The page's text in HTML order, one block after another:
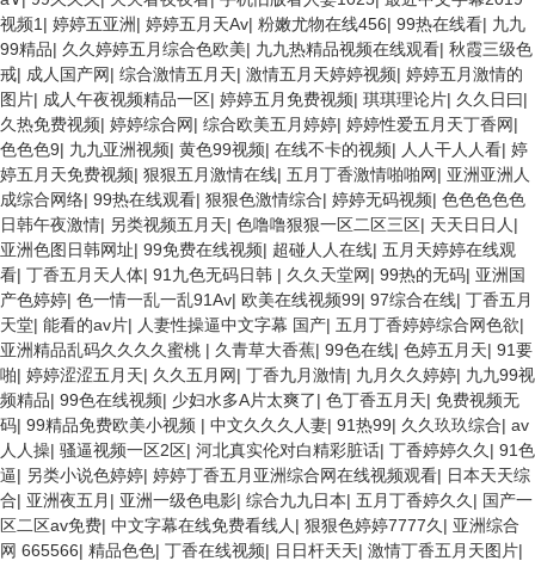
视频1 | 婷婷五亚洲| 婷婷五月天Av| 粉嫩尤物在线456| 99热在线看| 九九
99精品| 久久婷婷五月综合色欧美| 九九热精品视频在线观看| 秋霞三级色
戒| 成人国产网| 综合激情五月天| 激情五月天婷婷视频| 婷婷五月激情的
图片| 成人午夜视频精品一区| 婷婷五月免费视频| 琪琪理论片| 久久日曰|
久热免费视频| 婷婷综合网| 综合欧美五月婷婷| 婷婷性爱五月天丁香网|
色色色9| 九九亚洲视频| 黄色99视频| 在线不卡的视频| 人人干人人看| 婷
婷五月天免费视频| 狠狠五月激情在线| 五月丁香激情啪啪网| 亚洲亚洲人
成综合网络| 99热在线观看| 狠狠色激情综合| 婷婷无码视频| 色色色色色
日韩午夜激情| 另类视频五月天| 色噜噜狠狠一区二区三区| 天天日日人 |
亚洲色图日韩网址| 99免费在线视频| 超碰人人在线| 五月天婷婷在线观
看| 丁香五月天人体| 91九色无码日韩 | 久久天堂网| 99热的无码| 亚洲国
产色婷婷| 色一情一乱一乱91Av| 欧美在线视频99| 97综合在线| 丁香五月
天堂| 能看的av片| 人妻性操逼中文字幕 国产| 五月丁香婷婷综合网色欲|
亚洲精品乱码久久久久蜜桃 | 久青草大香蕉| 99色在线| 色婷五月天| 91要
啪| 婷婷涩涩五月天| 久久五月网| 丁香九月激情| 九月久久婷婷| 九九99视
频精品| 99色在线视频| 少妇水多A片太爽了| 色丁香五月天| 免费视频无
码| 99精品免费欧美小视频 | 中文久久久人妻| 91热99| 久久玖玖综合| av
人人操| 骚逼视频一区2区| 河北真实伦对白精彩脏话| 丁香婷婷久久 | 91色
逼| 另类小说色婷婷| 婷婷丁香五月亚洲综合网在线视频观看| 日本天天综
合| 亚洲夜五月 | 亚洲一级色电影| 综合九九日本| 五月丁香婷久久 | 国产一
区二区av免费| 中文字幕在线免费看线人 | 狠狠色婷婷7777久 | 亚洲综合
网 665566| 精品色色| 丁香在线视频| 日日杆天天| 激情丁香五月天图片|